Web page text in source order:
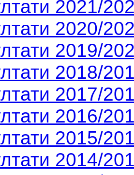
2021/
2020/
2019/
2018/
2017/
2016/
2015/
2014/